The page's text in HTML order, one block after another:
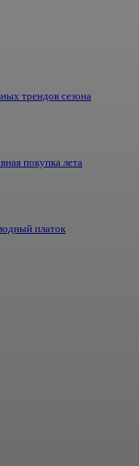
трендов сезона
покупка лета
платок